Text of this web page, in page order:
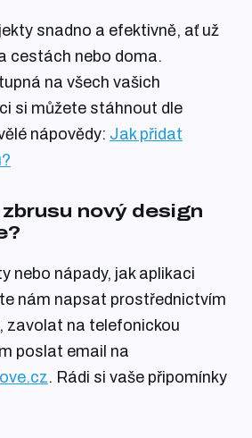
snadno a efektivně, ať už
cestách nebo doma.
na všech vašich
si můžete stáhnout dle
nápovědy: Jak přidat
nový design
nebo nápady, jak aplikaci
nám napsat prostřednictvím
zavolat na telefonickou
poslat email na
. Rádi si vaše připomínky